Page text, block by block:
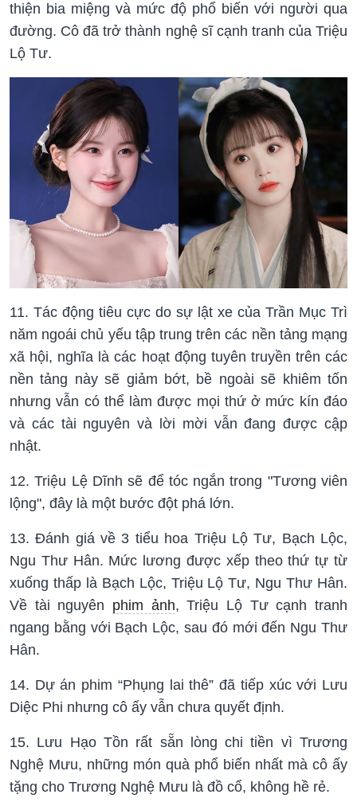
thiện bia miệng và mức độ phổ biến với người qua
đường. Cô đã trở thành nghệ sĩ cạnh tranh của Triệu
Lộ Tư.
11. Tác động tiêu cực do sự lật xe của Trần Mục Trì
năm ngoái chủ yếu tập trung trên các nền tảng mạng
xã hội, nghĩa là các hoạt động tuyên truyền trên các
nền tảng này sẽ giảm bớt, bề ngoài sẽ khiêm tốn
nhưng vẫn có thể làm được mọi thứ ở mức kín đáo
và các tài nguyên và lời mời vẫn đang được cập
nhật.
12. Triệu Lệ Dĩnh sẽ để tóc ngắn trong "Tương viên
lộng", đây là một bước đột phá lớn.
13. Đánh giá về 3 tiểu hoa Triệu Lộ Tư, Bạch Lộc,
Ngu Thư Hân. Mức lương được xếp theo thứ tự từ
xuống thấp là Bạch Lộc, Triệu Lộ Tư, Ngu Thư Hân.
Về tài nguyên phim ảnh, Triệu Lộ Tư cạnh tranh
ngang bằng với Bạch Lộc, sau đó mới đến Ngu Thư
Hân.
14. Dự án phim “Phụng lai thê” đã tiếp xúc với Lưu
Diệc Phi nhưng cô ấy vẫn chưa quyết định.
15. Lưu Hạo Tồn rất sẵn lòng chi tiền vì Trương
Nghệ Mưu, những món quà phổ biến nhất mà cô ấy
tặng cho Trương Nghệ Mưu là đồ cổ, không hề rẻ.